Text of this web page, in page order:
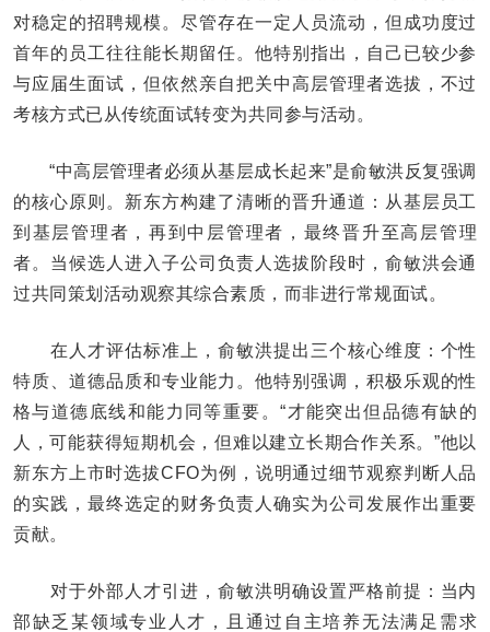
对稳定的招聘规模。尽管存在一定人员流动，但成功度过
首年的员工往往能长期留任。他特别指出，自己已较少参
与应届生面试，但依然亲自把关中高层管理者选拔，不过
考核方式已从传统面试转变为共同参与活动。
“中高层管理者必须从基层成长起来”是俞敏洪反复强调
的核心原则。新东方构建了清晰的晋升通道：从基层员工
到基层管理者，再到中层管理者，最终晋升至高层管理
者。当候选人进入子公司负责人选拔阶段时，俞敏洪会通
过共同策划活动观察其综合素质，而非进行常规面试。
在人才评估标准上，俞敏洪提出三个核心维度：个性
特质、道德品质和专业能力。他特别强调，积极乐观的性
格与道德底线和能力同等重要。“才能突出但品德有缺的
人，可能获得短期机会，但难以建立长期合作关系。”他以
新东方上市时选拔CFO为例，说明通过细节观察判断人品
的实践，最终选定的财务负责人确实为公司发展作出重要
贡献。
对于外部人才引进，俞敏洪明确设置严格前提：当内
部缺乏某领域专业人才，且通过自主培养无法满足需求